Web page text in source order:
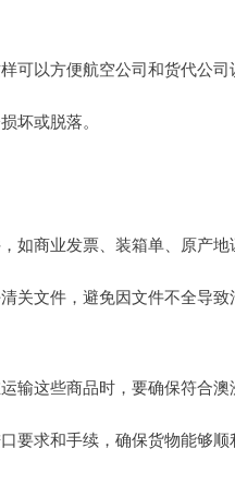
可以方便航空公司和货代公司
坏或脱落。
商业发票、装箱单、原产
关文件，避免因文件不全导致
输这些商品时，要确保符合澳
要求和手续，确保货物能够顺